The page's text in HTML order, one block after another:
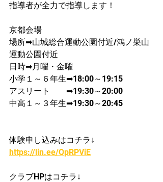
指導者が​全力で指導します！
京都会場
場所➡山城総合運動公園付近/鴻ノ巣山
運動公園付近
日時➡月曜・金曜
​小学１～６年生➡18:00～19:15
アスリート　　➡19:30～20:00
中高１～３年生➡19:30～20:45
体験申し込みはコチラ↓
https://lin.ee/QpRPViE
クラブHPはコチラ↓